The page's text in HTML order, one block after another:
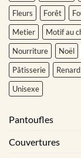
Fleurs
Forêt
Metier
Motif au
Nourriture
Noël
Pâtisserie
Renard
Unisexe
Pantoufles
Couvertures